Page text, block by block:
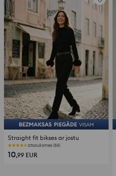
Straight fit bikses ar jostu
atsauksmes (55)
10,99 EUR